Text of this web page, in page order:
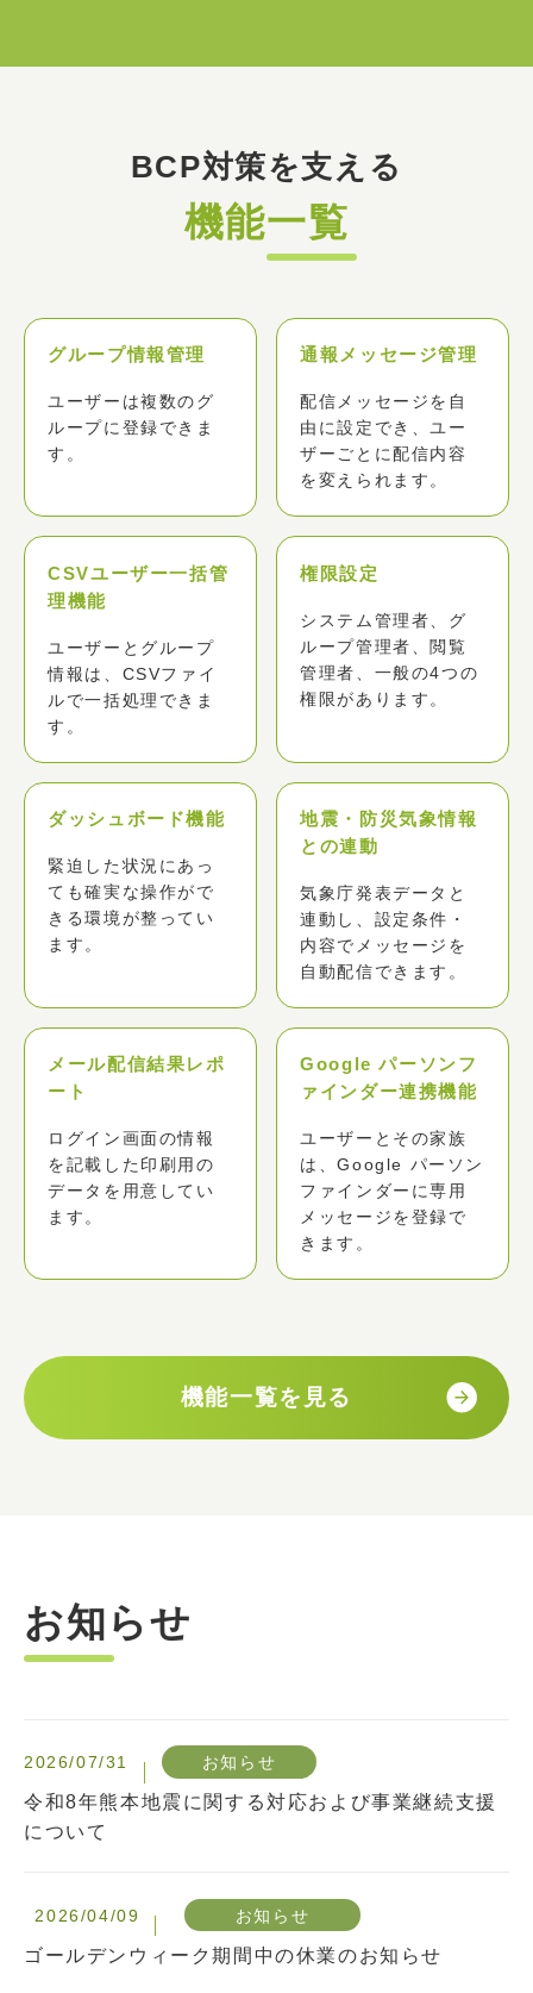
ユーザーの名前、所属、エリア、メールア
ドレスを管理できます。1ユーザーにつき、
メールアドレスは6つ登録可。さらに6名ま
で家族も登録できます。
BCP対策を支える
機能一覧
グループ情報管理
ユーザーは複数のグ
ループに登録できま
す。
通報メッセージ管理
配信メッセージを自
由に設定でき、ユー
ザーごとに配信内容
を変えられます。
CSVユーザー一括管
理機能
ユーザーとグループ
情報は、CSVファイ
ルで一括処理できま
す。
権限設定
システム管理者、グ
ループ管理者、閲覧
管理者、一般の4つの
権限があります。
ダッシュボード機能
緊迫した状況にあっ
ても確実な操作がで
きる環境が整ってい
ます。
地震・防災気象情報
との連動
気象庁発表データと
連動し、設定条件・
内容でメッセージを
自動配信できます。
メール配信結果レポ
ート
ログイン画面の情報
を記載した印刷用の
データを用意してい
ます。
Google パーソンフ
ァインダー連携機能
ユーザーとその家族
は、Google パーソン
ファインダーに専用
メッセージを登録で
きます。
機能一覧を見る
お知らせ
2026/07/31 お知らせ
令和8年熊本地震に関する対応および事業継続支援
について
2026/04/09 お知らせ
ゴールデンウィーク期間中の休業のお知らせ